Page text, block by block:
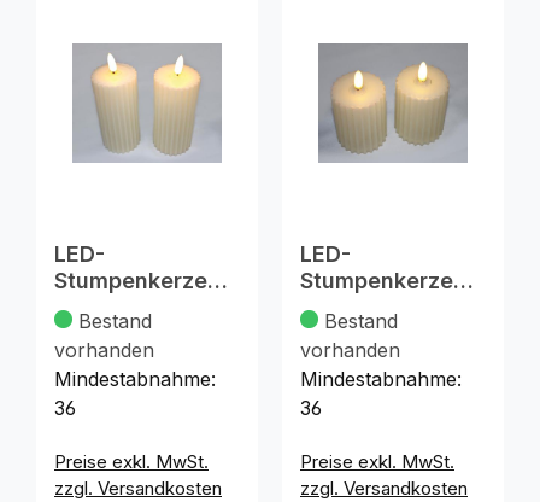
LED-
Stumpenkerze
13,5x5,3cm XL,
2fach sortiert
Bestand
vorhanden
Mindestabnahme:
36
Preise exkl. MwSt.
zzgl. Versandkosten
LED-
Stumpenkerze
8x5,3cm, 2fach
sortiert
Bestand
vorhanden
Mindestabnahme:
36
Preise exkl. MwSt.
zzgl. Versandkosten